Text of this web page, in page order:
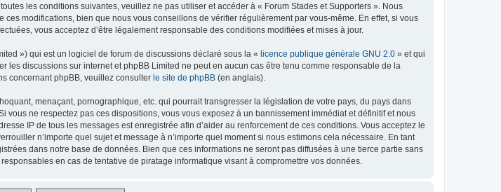
les conditions suivantes, veuillez ne pas utiliser et accéder à « Forum Stades et Supporters ». Nous
modifications, bien que nous vous conseillons de vérifier régulièrement par vous-même. En effet, si vous
vous acceptez d’être légalement responsable des conditions modifiées et mises à jour.
») qui est un logiciel de forum de discussions déclaré sous la « licence publique générale GNU 2.0 » et qui
les discussions sur internet et phpBB Limited ne peut en aucun cas être tenu comme responsable de la
concernant phpBB, veuillez consulter le site de phpBB (en anglais).
menaçant, pornographique, etc. qui pourrait transgresser la législation de votre pays, du pays dans
ne respectez pas ces dispositions, vous vous exposez à un bannissement immédiat et définitif et nous
IP de tous les messages est enregistrée afin d’aider au renforcement de ces conditions. Vous acceptez le
n’importe quel sujet et message à n’importe quel moment si nous estimons cela nécessaire. En tant
dans notre base de données. Bien que ces informations ne seront pas diffusées à une tierce partie sans
en cas de tentative de piratage informatique visant à compromettre vos données.